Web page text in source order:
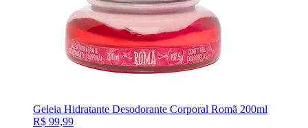
Geleia Hidratante Desodorante Corporal Romã 200ml
R$ 99,99